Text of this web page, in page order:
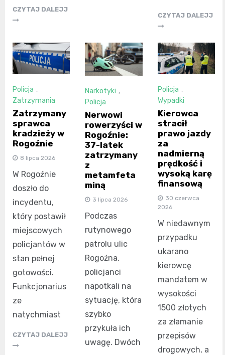
CZYTAJ DALEJJ
CZYTAJ DALEJJ
Policja ,
Zatrzymania
Zatrzymany
sprawca
kradzieży w
Rogoźnie
8 lipca 2026
W Rogoźnie
doszło do
incydentu,
który postawił
miejscowych
policjantów w
stan pełnej
gotowości.
Funkcjonarius
ze
natychmiast
CZYTAJ DALEJJ
Narkotyki ,
Policja
Nerwowi
rowerzyści w
Rogoźnie:
37-latek
zatrzymany
z
metamfeta
miną
3 lipca 2026
Podczas
rutynowego
patrolu ulic
Rogoźna,
policjanci
napotkali na
sytuację, która
szybko
przykuła ich
uwagę. Dwóch
Policja ,
Wypadki
Kierowca
stracił
prawo jazdy
za
nadmierną
prędkość i
wysoką karę
finansową
30 czerwca
2026
W niedawnym
przypadku
ukarano
kierowcę
mandatem w
wysokości
1500 złotych
za złamanie
przepisów
drogowych, a